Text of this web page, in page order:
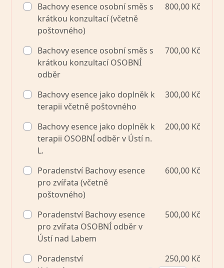
Bachovy esence osobní směs s
krátkou konzultací (včetně
poštovného)
800,00 Kč
Bachovy esence osobní směs s
krátkou konzultací OSOBNÍ
odběr
700,00 Kč
Bachovy esence jako doplněk k
terapii včetně poštovného
300,00 Kč
Bachovy esence jako doplněk k
terapii OSOBNÍ odběr v Ústí n.
L.
200,00 Kč
Poradenství Bachovy esence
pro zvířata (včetně
poštovného)
600,00 Kč
Poradenství Bachovy esence
pro zvířata OSOBNÍ odběr v
Ústí nad Labem
500,00 Kč
Poradenství
250,00 Kč